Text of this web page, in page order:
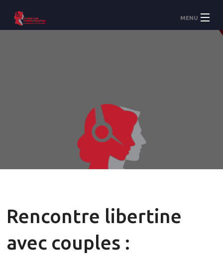
MENU
Rencontre libertine
avec couples :